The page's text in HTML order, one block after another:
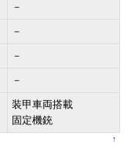
－
－
－
－
装甲車両搭載
固定機銃
↑